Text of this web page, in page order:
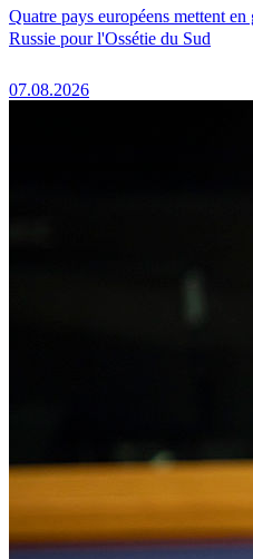
Quatre pays européens mettent
Russie pour l'Ossétie du Sud
07.08.2026